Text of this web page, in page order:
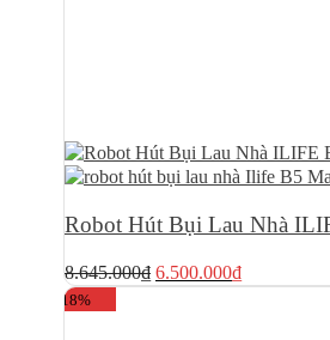
Robot Hút Bụi Lau Nhà
8.645.000₫ Giá
6.500.000₫Giá
-18%